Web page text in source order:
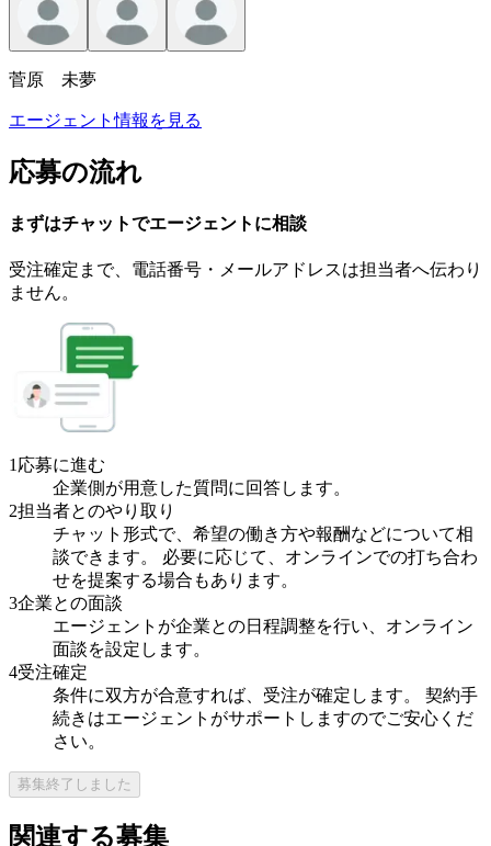
菅原 未夢
エージェント情報を見る
応募の流れ
まずはチャットでエージェント に相談
受注確定まで、 電話番号・メールアドレスは担当者へ伝わり
ません。
1 応募に進む
企業側が用意した質問に回答します。
2担当者とのやり取り
チャット形式で、希望の働き方や報酬などについて相
談できます。 必要に応じて、オンラインでの打ち合わ
せを提案する場合もあります。
3企業との面談
エージェントが企業との日程調整を行い、オンライン
面談を設定します。
4受注確定
条件に双方が合意すれば、受注が確定します。 契約手
続きはエージェントがサポートしますのでご安心くだ
さい。
募集終了しました
関連する募集